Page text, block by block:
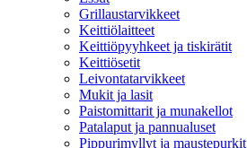
Grillaustarvikkeet
Keittiölaitteet
Keittiöpyyhkeet ja tiskirätit
Keittiösetit
Leivontatarvikkeet
Mukit ja lasit
Paistomittarit ja munakellot
Patalaput ja pannualuset
Pippurimyllyt ja maustepurkit